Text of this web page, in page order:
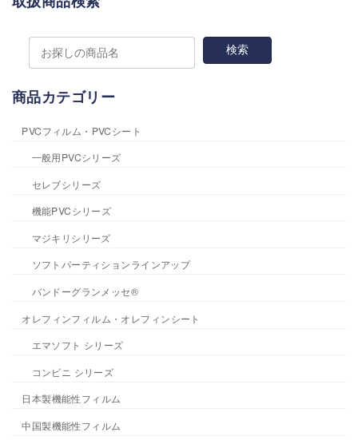
商品カテゴリー
PVCフィルム・PVCシート
一般用PVCシリーズ
セレブシリーズ
機能PVCシリーズ
マジキリシリーズ
ソフトパーティションラインアップ
バンドーグランメッセ®
オレフィンフィルム・オレフィンシート
エマソフト シリーズ
コンビニ シリーズ
日本製機能性フィルム
中国製機能性フィルム